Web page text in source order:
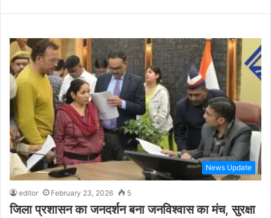
News Update
editor February 23, 2026 5
जिला प्रशासन का जनदर्शन बना जनविश्वास का मंच, सुरक्षा